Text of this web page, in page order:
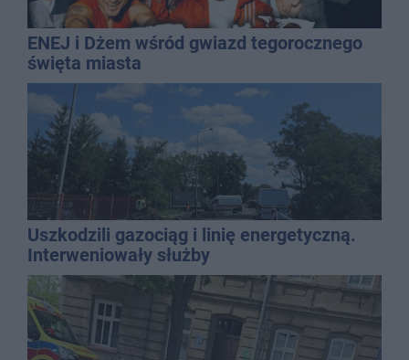
ENEJ i Dżem wśród gwiazd tegorocznego
święta miasta
Uszkodzili gazociąg i linię energetyczną.
Interweniowały służby